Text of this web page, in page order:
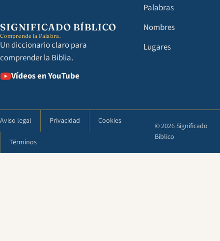
SIGNIFICADO BÍBLICO
Comprende la Palabra.
Un diccionario claro para
comprender la Biblia.
Vídeos en YouTube
Palabras
Nombres
Lugares
Aviso legal Privacidad Cookies
Términos
© 2026 Significado
Bíblico